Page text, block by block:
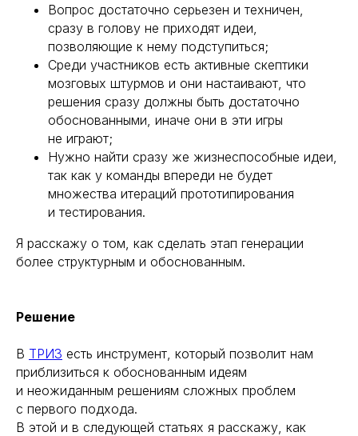
Вопрос достаточно серьезен и техничен,
сразу в голову не приходят идеи,
позволяющие к нему подступиться;
Среди участников есть активные скептики
мозговых штурмов и они настаивают, что
решения сразу должны быть достаточно
обоснованными, иначе они в эти игры
не играют;
Нужно найти сразу же жизнеспособные идеи,
так как у команды впереди не будет
множества итераций прототипирования
и тестирования.
Я расскажу о том, как сделать этап генерации
более структурным и обоснованным.
Решение
В ТРИЗ есть инструмент, который позволит нам
приблизиться к обоснованным идеям
и неожиданным решениям сложных проблем
с первого подхода.
В этой и в следующей статьях я расскажу, как